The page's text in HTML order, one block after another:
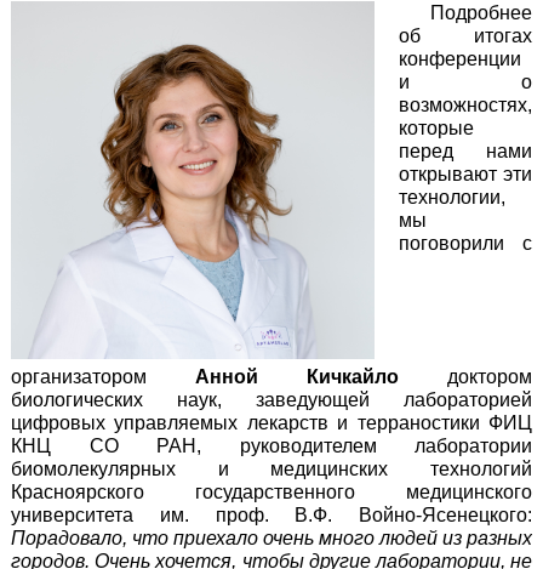
Подробнее
об итогах
конференции
и о
возможностях,
которые
перед нами
открывают эти
технологии,
мы
поговорили с
организатором Анной Кичкайло доктором
биологических наук, заведующей лабораторией
цифровых управляемых лекарств и терраностики ФИЦ
КНЦ СО РАН, руководителем лаборатории
биомолекулярных и медицинских технологий
Красноярского государственного медицинского
университета им. проф. В.Ф. Войно-Ясенецкого:
Порадовало, что приехало очень много людей из разных
городов. Очень хочется, чтобы другие лаборатории, не